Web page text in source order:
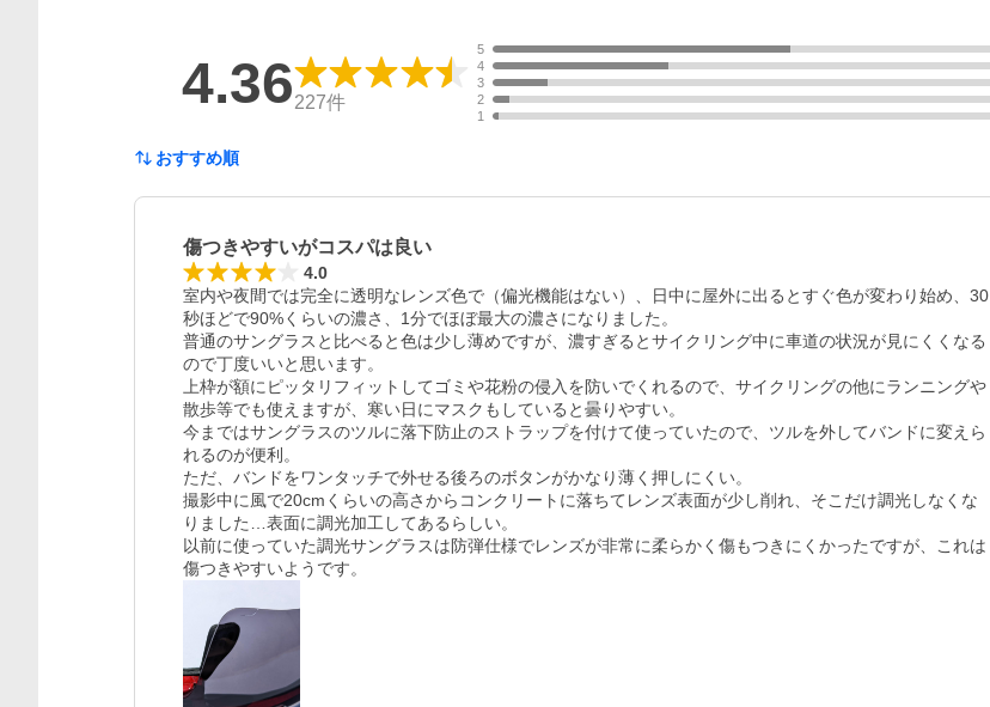
4.36227件
5
4
3
2
1
おすすめ順
傷つきやすいがコスパは良い
4.0
室内や夜間では完全に透明なレンズ色で（偏光機能はない）、日中に屋外に出るとすぐ色が変わり始め、30
秒ほどで90%くらいの濃さ、1分でほぼ最大の濃さになりました。
普通のサングラスと比べると色は少し薄めですが、濃すぎるとサイクリング中に車道の状況が見にくくなる
ので丁度いいと思います。
上枠が額にピッタリフィットしてゴミや花粉の侵入を防いでくれるので、サイクリングの他にランニングや
散歩等でも使えますが、寒い日にマスクもしていると曇りやすい。
今まではサングラスのツルに落下防止のストラップを付けて使っていたので、ツルを外してバンドに変えら
れるのが便利。
ただ、バンドをワンタッチで外せる後ろのボタンがかなり薄く押しにくい。
撮影中に風で20cmくらいの高さからコンクリートに落ちてレンズ表面が少し削れ、そこだけ調光しなくな
りました…表面に調光加工してあるらしい。
以前に使っていた調光サングラスは防弾仕様でレンズが非常に柔らかく傷もつきにくかったですが、これは
傷つきやすいようです。